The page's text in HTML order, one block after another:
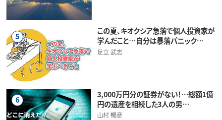
5
この夏、キオクシア急落で個人投資家が
学んだこと…自分は暴落パニック…
足立 武志
6
3,000万円分の証券がない！…総額1億
円の遺産を相続した3人の男…
山村 暢彦